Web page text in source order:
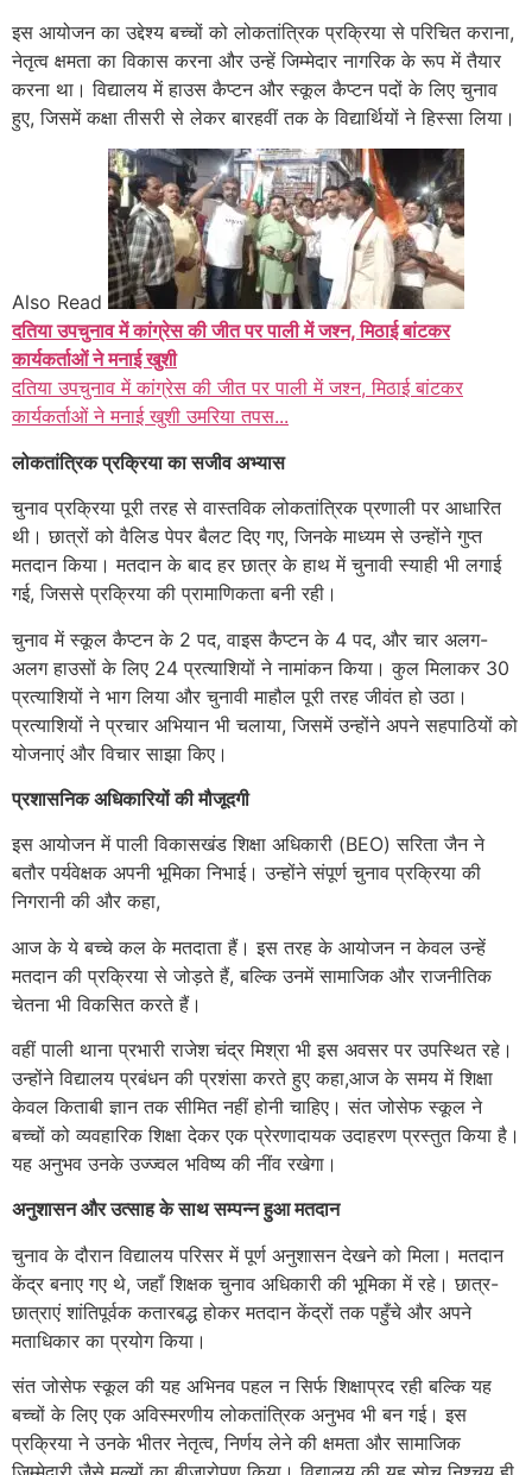
इस आयोजन का उद्देश्य बच्चों को लोकतांत्रिक प्रक्रिया से परिचित कराना,
नेतृत्व क्षमता का विकास करना और उन्हें जिम्मेदार नागरिक के रूप में तैयार
करना था। विद्यालय में हाउस कैप्टन और स्कूल कैप्टन पदों के लिए चुनाव
हुए, जिसमें कक्षा तीसरी से लेकर बारहवीं तक के विद्यार्थियों ने हिस्सा लिया।
Also Read
दतिया उपचुनाव में कांग्रेस की जीत पर पाली में जश्न, मिठाई बांटकर
कार्यकर्ताओं ने मनाई खुशी
दतिया उपचुनाव में कांग्रेस की जीत पर पाली में जश्न, मिठाई बांटकर
कार्यकर्ताओं ने मनाई खुशी उमरिया तपस...
लोकतांत्रिक प्रक्रिया का सजीव अभ्यास
चुनाव प्रक्रिया पूरी तरह से वास्तविक लोकतांत्रिक प्रणाली पर आधारित
थी। छात्रों को वैलिड पेपर बैलट दिए गए, जिनके माध्यम से उन्होंने गुप्त
मतदान किया। मतदान के बाद हर छात्र के हाथ में चुनावी स्याही भी लगाई
गई, जिससे प्रक्रिया की प्रामाणिकता बनी रही।
चुनाव में स्कूल कैप्टन के 2 पद, वाइस कैप्टन के 4 पद, और चार अलग-
अलग हाउसों के लिए 24 प्रत्याशियों ने नामांकन किया। कुल मिलाकर 30
प्रत्याशियों ने भाग लिया और चुनावी माहौल पूरी तरह जीवंत हो उठा।
प्रत्याशियों ने प्रचार अभियान भी चलाया, जिसमें उन्होंने अपने सहपाठियों को
योजनाएं और विचार साझा किए।
प्रशासनिक अधिकारियों की मौजूदगी
इस आयोजन में पाली विकासखंड शिक्षा अधिकारी (BEO) सरिता जैन ने
बतौर पर्यवेक्षक अपनी भूमिका निभाई। उन्होंने संपूर्ण चुनाव प्रक्रिया की
निगरानी की और कहा,
आज के ये बच्चे कल के मतदाता हैं। इस तरह के आयोजन न केवल उन्हें
मतदान की प्रक्रिया से जोड़ते हैं, बल्कि उनमें सामाजिक और राजनीतिक
चेतना भी विकसित करते हैं।
वहीं पाली थाना प्रभारी राजेश चंद्र मिश्रा भी इस अवसर पर उपस्थित रहे।
उन्होंने विद्यालय प्रबंधन की प्रशंसा करते हुए कहा,आज के समय में शिक्षा
केवल किताबी ज्ञान तक सीमित नहीं होनी चाहिए। संत जोसेफ स्कूल ने
बच्चों को व्यवहारिक शिक्षा देकर एक प्रेरणादायक उदाहरण प्रस्तुत किया है।
यह अनुभव उनके उज्ज्वल भविष्य की नींव रखेगा।
अनुशासन और उत्साह के साथ सम्पन्न हुआ मतदान
चुनाव के दौरान विद्यालय परिसर में पूर्ण अनुशासन देखने को मिला। मतदान
केंद्र बनाए गए थे, जहाँ शिक्षक चुनाव अधिकारी की भूमिका में रहे। छात्र-
छात्राएं शांतिपूर्वक कतारबद्ध होकर मतदान केंद्रों तक पहुँचे और अपने
मताधिकार का प्रयोग किया।
संत जोसेफ स्कूल की यह अभिनव पहल न सिर्फ शिक्षाप्रद रही बल्कि यह
बच्चों के लिए एक अविस्मरणीय लोकतांत्रिक अनुभव भी बन गई। इस
प्रक्रिया ने उनके भीतर नेतृत्व, निर्णय लेने की क्षमता और सामाजिक